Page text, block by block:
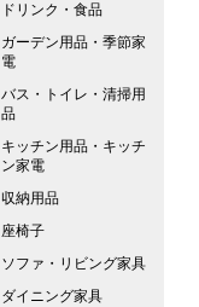
ドリンク・食品
ガーデン用品・季節家
電
バス・トイレ・清掃用
品
キッチン用品・キッチ
ン家電
収納用品
座椅子
ソファ・リビング家具
ダイニング家具